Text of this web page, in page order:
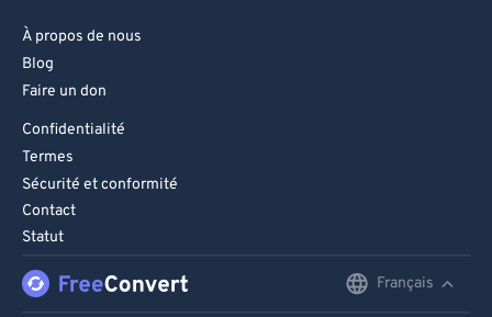
À propos de nous
Blog
Faire un don
Confidentialité
Termes
Sécurité et conformité
Contact
Statut
Français